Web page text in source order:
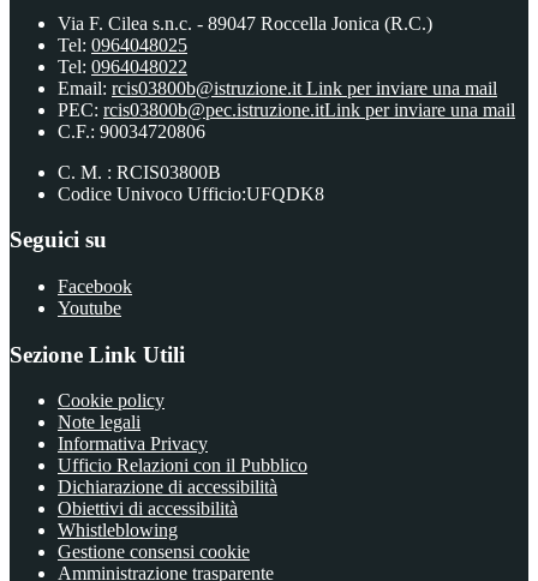
Via F. Cilea s.n.c. - 89047 Roccella Jonica (R.C.)
Tel: 0964048025
Tel: 0964048022
Email: rcis03800b@istruzione.it Link per inviare una mail
PEC: rcis03800b@pec.istruzione.itLink per inviare una mail
C.F.: 90034720806
C. M. : RCIS03800B
Codice Univoco Ufficio:UFQDK8
Seguici su
Facebook
Youtube
Sezione Link Utili
Cookie policy
Note legali
Informativa Privacy
Ufficio Relazioni con il Pubblico
Dichiarazione di accessibilità
Obiettivi di accessibilità
Whistleblowing
Gestione consensi cookie
Amministrazione trasparente